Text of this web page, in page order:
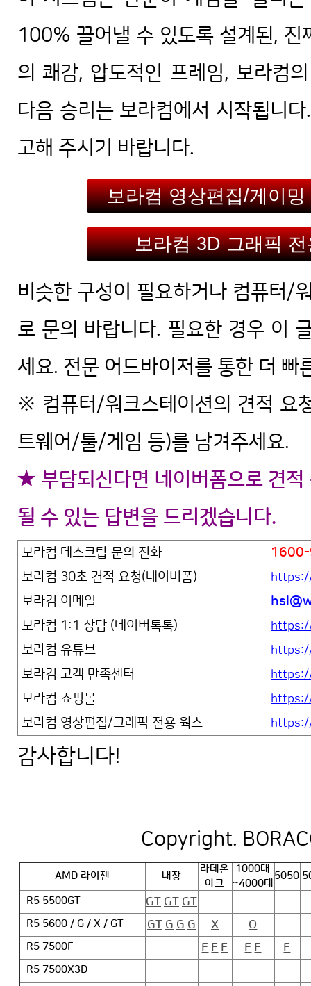
100% 끌어낼 수 있도록 설계된, 진
의 쾌감, 압도적인 프레임, 보라컴
다음 승리는 보라컴에서 시작됩니
고해 주시기 바랍니다.
보라컴 영상편집/게이
보라컴 3D 그래픽
비슷한 구성이 필요하거나 컴퓨터/
로 문의 바랍니다. 필요한 경우 이
세요. 전문 어드바이저를 통한 더 빠
※ 컴퓨터/워크스테이션의 견적 요
트웨어/툴/게임 등)를 남겨주세요.
★ 부담되신다면 네이버폼으로 견적
될 수 있는 답변을 드리겠습니다.
보라컴 데스크탑 문의 전화
보라컴 30초 견적 요청(네이버폼)
보라컴 이메일
보라컴 1:1 상담 (네이버톡톡)
보라컴 유튜브
보라컴 고객 만족센터
보라컴 쇼핑몰
보라컴 영상편집/그래픽 전용 웍스
감사합니다!
Copyright.
AMD 라이젠 내장
라데온
아크
1000대
~4000대
5050
R5 5500GT GT GT GT
R5 5600 / G / X / GT GT G G G X O
R5 7500F F F F F F F
R5 7500X3D